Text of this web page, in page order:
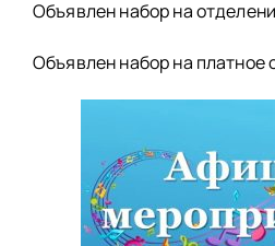
Объявлен набор на
Объявлен набор на платное